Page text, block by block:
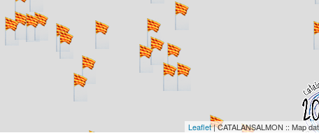
Leaflet| CATALANSALMON :: Map